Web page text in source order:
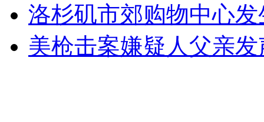
走！跟着总书记去植树
消防员救轻生者 花炮节热闹非凡 减压"枕头大战"
洛杉矶市郊购物中心
美枪击案嫌疑人父亲